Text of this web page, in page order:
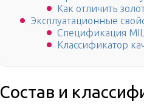
Как отличить
Эксплуатационные
Спецификация MIL
Классификатор
Состав и